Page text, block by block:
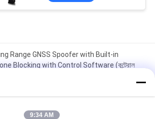
Range GNSS Spoofer with Built-in
Blocking with Control Software (কন্ট্রোল
ব্লকিংয়ের জন্য অন্তর্নির্মিত ব্যাটারি সহ জিএনএসএস
মেগাহার্টজ ২৩০ ওয়াট স্পেকট্রাম ডিটেকশন কাউন্টার ইউএভি
9:34 AM